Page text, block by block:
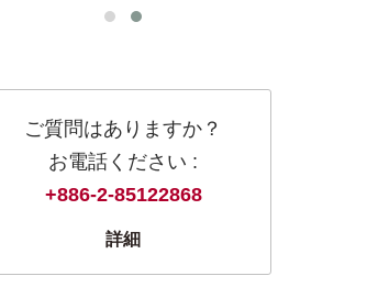
ご質問はありますか？
お電話ください :
+886-2-85122868
詳細